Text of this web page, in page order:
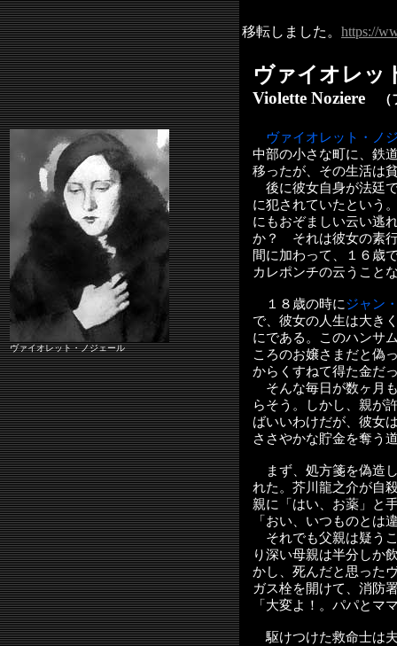
移転しました。 https://
ヴァイオレッ
Violette Noziere （
ヴァイオレット・ノジェール
ヴァイオレット・ノ
中部の小さな町に、鉄
移ったが、その生活は
後に彼女自身が法廷
に犯されていたという
にもおぞましい云い逃
か？ それは彼女の素
間に加わって、１６歳
カレポンチの云うこと
１８歳の時にジャン
で、彼女の人生は大き
にである。このハンサ
ころのお嬢さまだと偽
からくすねて得た金だ
そんな毎日が数ヶ月
らそう。しかし、親が
ばいいわけだが、彼女
ささやかな貯金を奪う
まず、処方箋を偽造
れた。芥川龍之介が自
親に「はい、お薬」と
「おい、いつものとは
それでも父親は疑う
り深い母親は半分しか
かし、死んだと思った
ガス栓を開けて、消防
「大変よ！。パパとマ
駆けつけた救命士は